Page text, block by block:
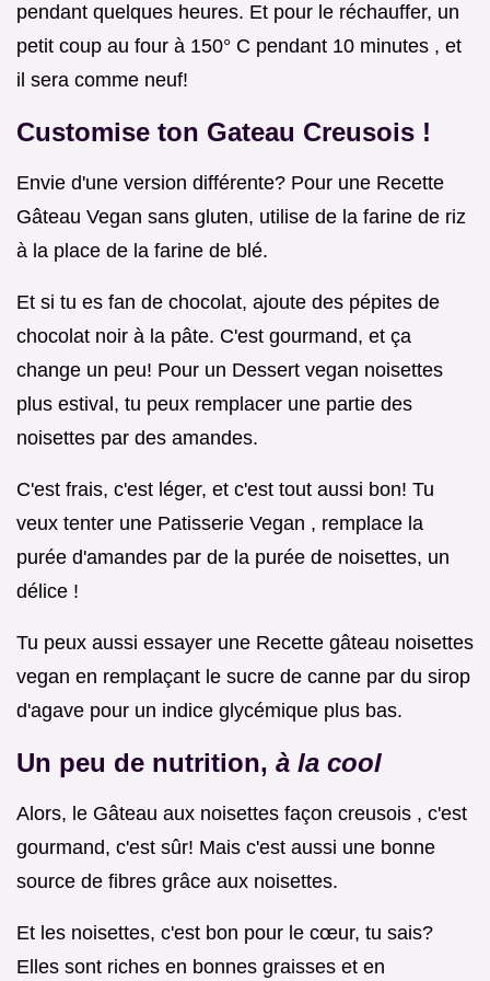
pendant quelques heures. Et pour le réchauffer, un
petit coup au four à 150° C pendant 10 minutes , et
il sera comme neuf!
Customise ton Gateau Creusois !
Envie d'une version différente? Pour une Recette
Gâteau Vegan sans gluten, utilise de la farine de riz
à la place de la farine de blé.
Et si tu es fan de chocolat, ajoute des pépites de
chocolat noir à la pâte. C'est gourmand, et ça
change un peu! Pour un Dessert vegan noisettes
plus estival, tu peux remplacer une partie des
noisettes par des amandes.
C'est frais, c'est léger, et c'est tout aussi bon! Tu
veux tenter une Patisserie Vegan , remplace la
purée d'amandes par de la purée de noisettes, un
délice !
Tu peux aussi essayer une Recette gâteau noisettes
vegan en remplaçant le sucre de canne par du sirop
d'agave pour un indice glycémique plus bas.
Un peu de nutrition, à la cool
Alors, le Gâteau aux noisettes façon creusois , c'est
gourmand, c'est sûr! Mais c'est aussi une bonne
source de fibres grâce aux noisettes.
Et les noisettes, c'est bon pour le cœur, tu sais?
Elles sont riches en bonnes graisses et en